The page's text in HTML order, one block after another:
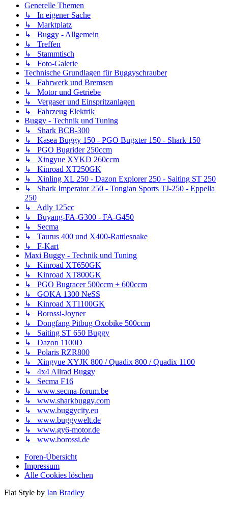
Generelle Themen
↳ In eigener Sache
↳ Marktplatz
↳ Buggy - Allgemein
↳ Treffen
↳ Stammtisch
↳ Foto-Galerie
Technische Grundlagen für Buggyschrauber
↳ Fahrwerk und Bremsen
↳ Motor und Getriebe
↳ Vergaser und Einspritzanlagen
↳ Fahrzeug Elektrik
Buggy - Technik und Tuning
↳ Shark BCB-300
↳ Kasea Buggy 150 - PGO Bugxter 150 - Shark 150
↳ PGO Bugrider 250ccm
↳ Xingyue XYKD 260ccm
↳ Kinroad XT250GK
↳ Xinling XL 250 - Dazon Explorer 250 - Saiting ST 250
↳ Shark Imperator 250 - Tongian Sports TJ-250 - Eppella
250
↳ Adly 125cc
↳ Buyang-FA-G300 - FA-G450
↳ Secma
↳ Taurus 400 und X400-Rattlesnake
↳ F-Kart
Maxi Buggy - Technik und Tuning
↳ Kinroad XT650GK
↳ Kinroad XT800GK
↳ PGO Bugracer 500ccm + 600ccm
↳ GOKA 1300 NeSS
↳ Kinroad XT1100GK
↳ Borossi-Joyner
↳ Dongfang Pitbug Oxobike 500ccm
↳ Saiting ST 650 Buggy
↳ Dazon 1100D
↳ Polaris RZR800
↳ Xingyue XYJK 800 / Quadix 800 / Quadix 1100
↳ 4x4 Allrad Buggy
↳ Secma F16
↳ www.secma-forum.be
↳ www.sharkbuggy.com
↳ www.buggycity.eu
↳ www.buggywelt.de
↳ www.gy6-motor.de
↳ www.borossi.de
Foren-Übersicht
Impressum
Alle Cookies löschen
Flat Style by Ian Bradley